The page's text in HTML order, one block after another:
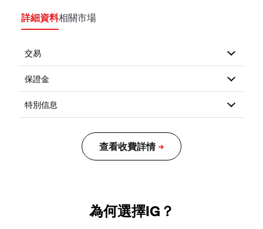
詳細資料相關市場
為何選擇IG？